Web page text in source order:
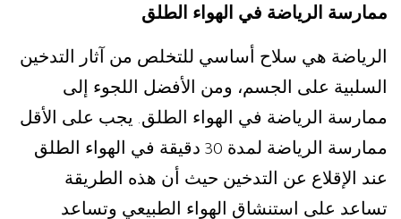
ممارسة الرياضة في الهواء الطلق
الرياضة هي سلاح أساسي للتخلص من آثار التدخين
السلبية على الجسم، ومن الأفضل اللجوء إلى
ممارسة الرياضة في الهواء الطلق. يجب على الأقل
ممارسة الرياضة لمدة 30 دقيقة في الهواء الطلق
عند الإقلاع عن التدخين حيث أن هذه الطريقة
تساعد على استنشاق الهواء الطبيعي وتساعد